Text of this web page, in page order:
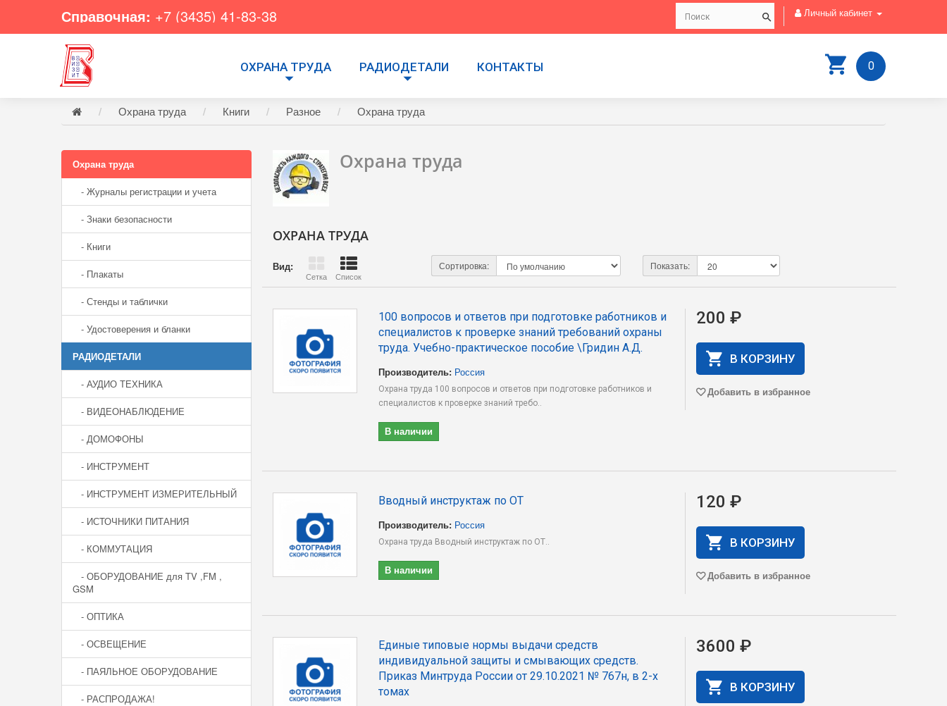
Справочная: +7 (3435) 41-83-38 Личный кабинет
0
ОХРАНА ТРУДА РАДИОДЕТАЛИ КОНТАКТЫ
Охрана труда Книги Разное Охрана труда
Охрана труда
- Журналы регистрации и учета
- Знаки безопасности
- Книги
- Плакаты
- Стенды и таблички
- Удостоверения и бланки
РАДИОДЕТАЛИ
- АУДИО ТЕХНИКА
- ВИДЕОНАБЛЮДЕНИЕ
- ДОМОФОНЫ
- ИНСТРУМЕНТ
- ИНСТРУМЕНТ ИЗМЕРИТЕЛЬНЫЙ
- ИСТОЧНИКИ ПИТАНИЯ
- КОММУТАЦИЯ
- ОБОРУДОВАНИЕ для TV ,FM ,
GSM
- ОПТИКА
- ОСВЕЩЕНИЕ
- ПАЯЛЬНОЕ ОБОРУДОВАНИЕ
- РАСПРОДАЖА!
Охрана труда
ОХРАНА ТРУДА
Вид:
Сетка Список
Сортировка: Показать:
100 вопросов и ответов при подготовке работников и
специалистов к проверке знаний требований охраны
труда. Учебно-практическое пособие \Гридин А.Д.
Производитель: Россия
Охрана труда 100 вопросов и ответов при подготовке работников и
специалистов к проверке знаний требо..
В наличии
200 ₽
В КОРЗИНУ
Добавить в избранное
Вводный инструктаж по ОТ
Производитель: Россия
Охрана труда Вводный инструктаж по ОТ..
В наличии
120 ₽
В КОРЗИНУ
Добавить в избранное
Единые типовые нормы выдачи средств
индивидуальной защиты и смывающих средств.
Приказ Минтруда России от 29.10.2021 № 767н, в 2-х
томах
3600 ₽
В КОРЗИНУ